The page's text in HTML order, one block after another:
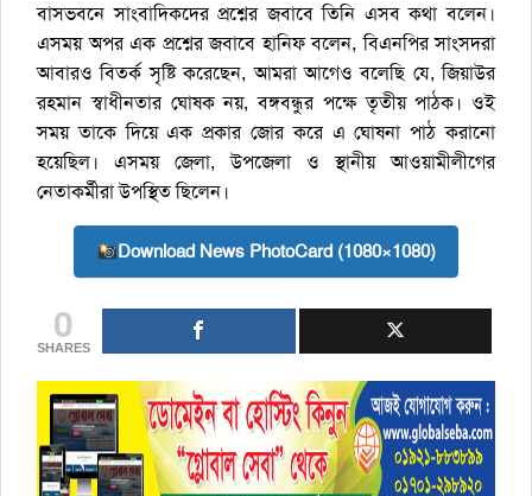
বাসভবনে সাংবাদিকদের প্রশ্নের জবাবে তিনি এসব কথা বলেন।
এসময় অপর এক প্রশ্নের জবাবে হানিফ বলেন, বিএনপির সাংসদরা
আবারও বিতর্ক সৃষ্টি করেছেন, আমরা আগেও বলেছি যে, জিয়াউর
রহমান স্বাধীনতার ঘোষক নয়, বঙ্গবন্ধুর পক্ষে তৃতীয় পাঠক। ওই
সময় তাকে দিয়ে এক প্রকার জোর করে এ ঘোষনা পাঠ করানো
হয়েছিল। এসময় জেলা, উপজেলা ও স্থানীয় আওয়ামীলীগের
নেতাকর্মীরা উপস্থিত ছিলেন।
Download News PhotoCard (1080×1080)
0
SHARES